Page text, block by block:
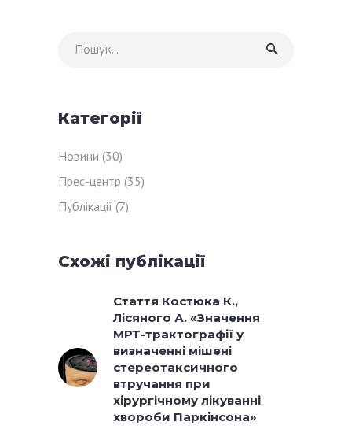
Шукати:
Категорії
Новини (30)
Прес-центр (35)
Публікації (7)
Схожі публікації
Стаття Костюка К.,
Лісяного А. «Значення
МРТ-трактографії у
визначенні мішені
стереотаксичного
втручання при
хірургічному лікуванні
хвороби Паркінсона»